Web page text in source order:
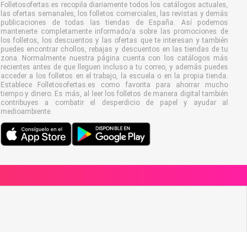
Folletosofertas.es recopila diariamente todos los catálogos actuales,
las ofertas semanales, los folletos comerciales, las revistas y demás
publicaciones de todas las tiendas de España. Así podemos
mantenerte completamente informado/a sobre las promociones de
los folletos, los descuentos y las ofertas que te interesan y también
puedes encontrar chollos, rebajas y descuentos en las tiendas de tu
zona. Normalmente nuestra página cuenta con los catálogos más
recientes antes de que lleguen incluso a tu correo, y además puedes
acceder a los folletos en el trabajo, la escuela o en la propia tienda.
Establece Folletosofertas.es como favorita para ahorrar mucho
tiempo y dinero. Es más, al leer los folletos de manera digital también
contribuyes a combatir el desperdicio de papel y ayudar al
medioambiente.